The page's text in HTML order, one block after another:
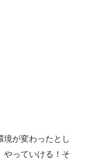
境が変わったとし
やっていける！そ